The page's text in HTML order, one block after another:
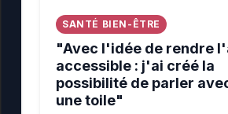
SANTÉ BIEN-ÊTRE
"Avec l'idée de rendre
accessible : j'ai créé la
possibilité de parler
une toile"